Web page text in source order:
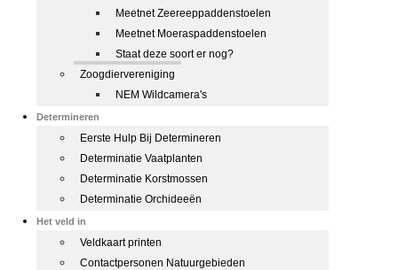
Meetnet Zeereeppaddenstoelen
Meetnet Moeraspaddenstoelen
Staat deze soort er nog?
Zoogdiervereniging
NEM Wildcamera's
Determineren
Eerste Hulp Bij Determineren
Determinatie Vaatplanten
Determinatie Korstmossen
Determinatie Orchideeën
Het veld in
Veldkaart printen
Contactpersonen Natuurgebieden